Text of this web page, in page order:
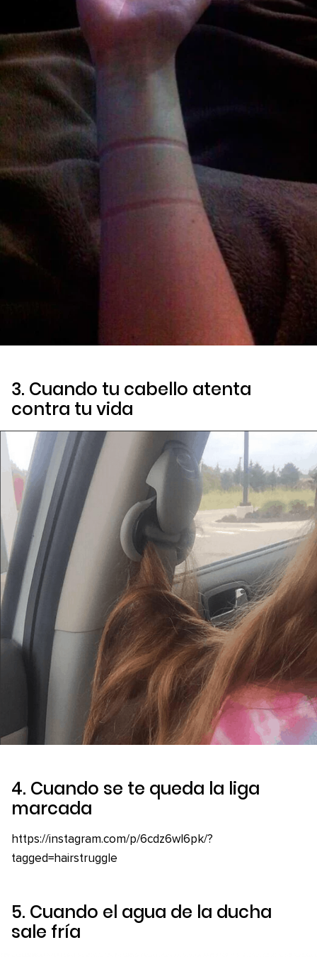
3. Cuando tu cabello atenta
contra tu vida
4. Cuando se te queda la liga
marcada
https://instagram.com/p/6cdz6wl6pk/?
tagged=hairstruggle
5. Cuando el agua de la ducha
sale fría